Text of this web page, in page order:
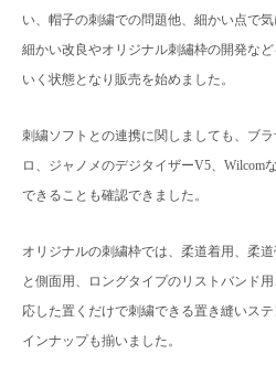
い、帽子の刺繍での問題他、細かい点で
細かい改良やオリジナル刺繡枠の開発な
いく状態となり販売を始めました。
刺繍ソフトとの連携に関しましても、ブ
ロ、ジャノメのデジタイザーV5、Wilcom
できることも確認できました。
オリジナルの刺繍枠では、柔道着用、柔
と側面用、ロングタイプのリストバンド
応した置くだけで刺繍できる置き縫いス
インナップも揃いました。